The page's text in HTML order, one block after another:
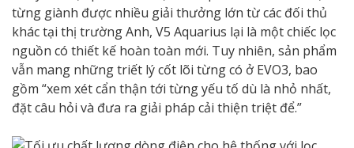
từng giành được nhiều giải thưởng lớn từ các đối thủ
khác tại thị trường Anh, V5 Aquarius lại là một chiếc lọc
nguồn có thiết kế hoàn toàn mới. Tuy nhiên, sản phẩm
vẫn mang những triết lý cốt lõi từng có ở EVO3, bao
gồm “xem xét cẩn thận tới từng yếu tố dù là nhỏ nhất,
đặt câu hỏi và đưa ra giải pháp cải thiện triệt để.”